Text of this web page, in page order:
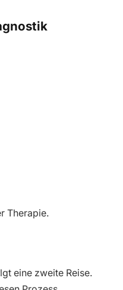
Therapie.
eine zweite Reise.